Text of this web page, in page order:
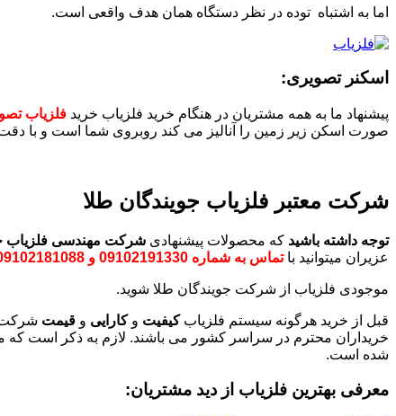
اما به اشتباه توده در نظر دستگاه همان هدف واقعی است.
اسکنر تصویری:
پیشنهاد ما به همه مشتریان در هنگام خرید فلزیاب خرید فلزیاب
صورت اسکن زیر زمین را آنالیز می کند روبروی شما است و با دقت
شرکت معتبر فلزیاب جویندگان طلا
توجه داشته باشید که محصولات پیشنهادی شرکت مهندسی فلزیاب
عزیران میتوانید باتماس به شماره 09102191330 و 09102181088
موجودی فلزیاب از شرکت جویندگان طلا شوید.
قبل از خرید هرگونه سیستم فلزیابکیفیت وکارایی و قیمت شرکت
خریداران محترم در سراسر کشور می باشند. لازم به ذکر است که
شده است.
معرفی بهترین فلزیاب از دید مشتریان: